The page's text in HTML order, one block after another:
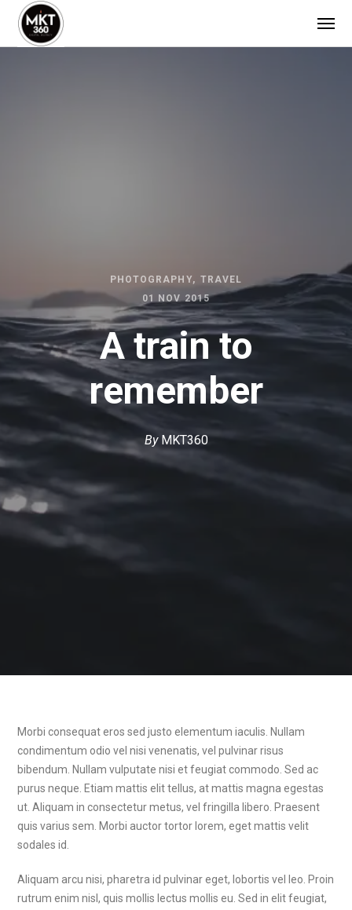
PHOTOGRAPHY
TRAVEL
01 NOV 2015
A train to
remember
By MKT360
Morbi consequat eros sed justo elementum iaculis. Nullam
condimentum odio vel nisi venenatis, vel pulvinar risus
bibendum. Nullam vulputate nisi et feugiat commodo. Sed ac
purus neque. Etiam mattis elit tellus, at mattis magna egestas
ut. Aliquam in consectetur metus, vel fringilla libero. Praesent
quis varius sem. Morbi auctor tortor lorem, eget mattis velit
sodales id.
Aliquam arcu nisi, pharetra id pulvinar eget, lobortis vel leo. Proin
rutrum enim nisl, quis mollis lectus mollis eu. Sed in elit feugiat,